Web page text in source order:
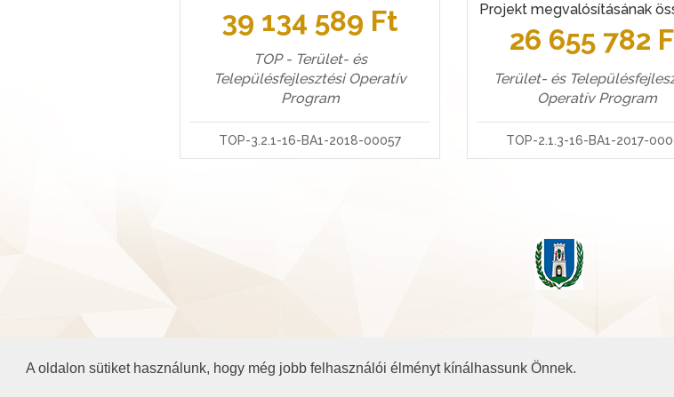
A oldalon sütiket használunk, hogy még jobb felhasználói élményt kínálhassunk Önnek.
39 134 589 Ft
TOP - Terület- és
Településfejlesztési Operatív
Program
TOP-3.2.1-16-BA1-2018-00057
Projekt megvalósításának
26 655 782
Terület- és
Operatív Program
TOP-2.1.3-16-BA1-2017-